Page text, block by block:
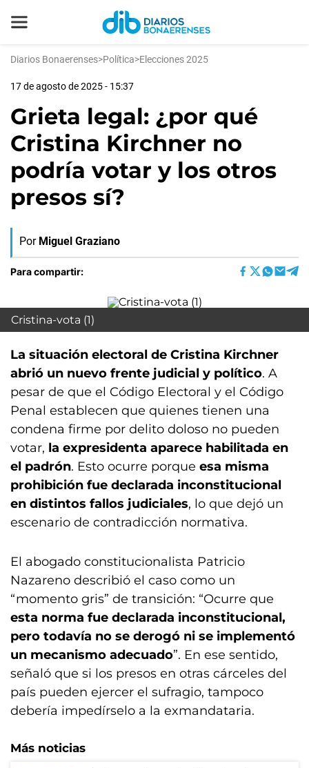
Diarios Bonaerenses>Política>Elecciones 2025
17 de agosto de 2025 - 15:37
Grieta legal: ¿por qué
Cristina Kirchner no
podría votar y los otros
presos sí?
Por Miguel Graziano
Para compartir:
Cristina-vota (1)
La situación electoral de Cristina Kirchner
abrió un nuevo frente judicial y político. A
pesar de que el Código Electoral y el Código
Penal establecen que quienes tienen una
condena firme por delito doloso no pueden
votar, la expresidenta aparece habilitada en
el padrón. Esto ocurre porque esa misma
prohibición fue declarada inconstitucional
en distintos fallos judiciales, lo que dejó un
escenario de contradicción normativa.
El abogado constitucionalista Patricio
Nazareno describió el caso como un
“momento gris” de transición: “Ocurre que
esta norma fue declarada inconstitucional,
pero todavía no se derogó ni se implementó
un mecanismo adecuado”. En ese sentido,
señaló que si los presos en otras cárceles del
país pueden ejercer el sufragio, tampoco
debería impedírselo a la exmandataria.
Más noticias